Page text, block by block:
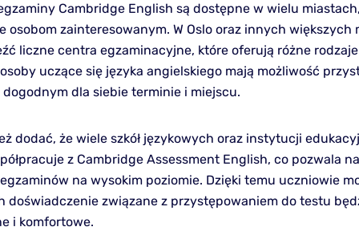
Cambridge English są dostępne w wielu
osobom zainteresowanym. W Oslo oraz innych większych
liczne centra egzaminacyjne, które oferują różne
uczące się języka angielskiego mają możliwość
dla siebie terminie i miejscu.
dodać, że wiele szkół językowych oraz instytucji
z Cambridge Assessment English, co pozwala na
na wysokim poziomie. Dzięki temu uczniowie
doświadczenie związane z przystępowaniem do testu
i komfortowe.